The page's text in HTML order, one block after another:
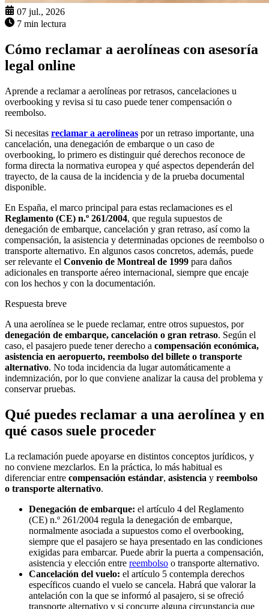
07 jul., 2026
7 min lectura
Cómo reclamar a aerolíneas con asesoría
legal online
Aprende a reclamar a aerolíneas por retrasos, cancelaciones u
overbooking y revisa si tu caso puede tener compensación o
reembolso.
Si necesitas reclamar a aerolíneas por un retraso importante, una
cancelación, una denegación de embarque o un caso de
overbooking, lo primero es distinguir qué derechos reconoce de
forma directa la normativa europea y qué aspectos dependerán del
trayecto, de la causa de la incidencia y de la prueba documental
disponible.
En España, el marco principal para estas reclamaciones es el
Reglamento (CE) n.º 261/2004, que regula supuestos de
denegación de embarque, cancelación y gran retraso, así como la
compensación, la asistencia y determinadas opciones de reembolso o
transporte alternativo. En algunos casos concretos, además, puede
ser relevante el Convenio de Montreal de 1999 para daños
adicionales en transporte aéreo internacional, siempre que encaje
con los hechos y con la documentación.
Respuesta breve
A una aerolínea se le puede reclamar, entre otros supuestos, por
denegación de embarque, cancelación o gran retraso. Según el
caso, el pasajero puede tener derecho a compensación económica,
asistencia en aeropuerto, reembolso del billete o transporte
alternativo. No toda incidencia da lugar automáticamente a
indemnización, por lo que conviene analizar la causa del problema y
conservar pruebas.
Qué puedes reclamar a una aerolínea y en
qué casos suele proceder
La reclamación puede apoyarse en distintos conceptos jurídicos, y
no conviene mezclarlos. En la práctica, lo más habitual es
diferenciar entre compensación estándar, asistencia y reembolso
o transporte alternativo.
Denegación de embarque: el artículo 4 del Reglamento
(CE) n.º 261/2004 regula la denegación de embarque,
normalmente asociada a supuestos como el overbooking,
siempre que el pasajero se haya presentado en las condiciones
exigidas para embarcar. Puede abrir la puerta a compensación,
asistencia y elección entre reembolso o transporte alternativo.
Cancelación del vuelo: el artículo 5 contempla derechos
específicos cuando el vuelo se cancela. Habrá que valorar la
antelación con la que se informó al pasajero, si se ofreció
transporte alternativo y si concurre alguna circunstancia que